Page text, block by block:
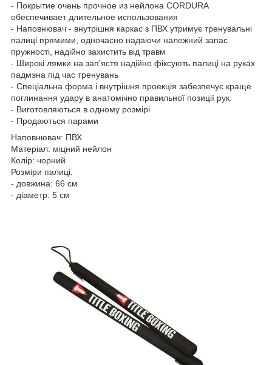
- Покрытие очень прочное из нейлона CORDURA
обеспечивает длительное использования
- Наповнювач - внутрішня каркас з ПВХ утримує тренувальні
палиці прямими, одночасно надаючи належний запас
пружності, надійно захистить від травм
- Широкі лямки на зап'ястя надійно фіксують палиці на руках
падмэна під час тренувань
- Спеціальна форма і внутрішня проекція забезпечує краще
поглинання удару в анатомічно правильної позиції рук.
- Виготовляються в одному розмірі
- Продаються парами
Наповнювач: ПВХ
Матеріал: міцний нейлон
Колір: чорний
Розміри палиці:
- довжина: 66 см
- діаметр: 5 см